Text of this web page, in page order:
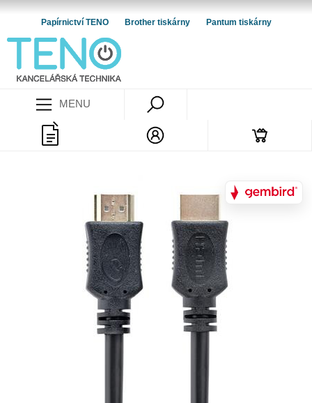
Papírnictví TENO Brother tiskárny Pantum tiskárny
MENU